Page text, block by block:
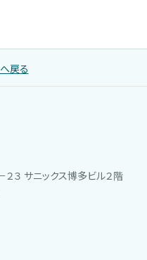
戻る
３ サニックス博多ビル２階